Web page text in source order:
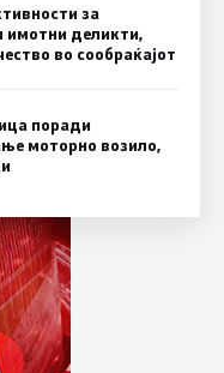
за
имотни деликти,
во сообраќајот
поради
моторно возило,